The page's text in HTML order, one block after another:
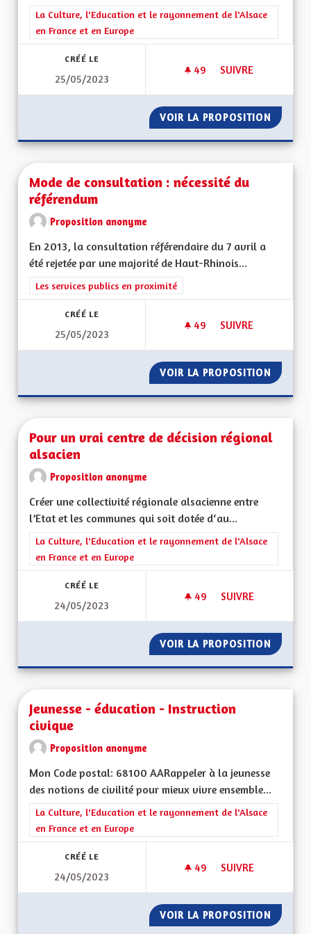
Filtrer les résultats de la catégorie : La Culture, l'Education et
La Culture, l'Education et le rayonnement de l'Alsace
en France et en Europe
CRÉÉ LE
25/05/2023
49 49 ABONNÉS
SUIVRE
VOIR LA PROPOSITION
Mode de consultation : nécessité du
référendum
Proposition anonyme
En 2013, la consultation référendaire du 7 avril a
été rejetée par une majorité de Haut-Rhinois...
Filtrer les résultats de la catégorie : Les services publics en
Les services publics en proximité
CRÉÉ LE
25/05/2023
49 49 ABONNÉS
SUIVRE
VOIR LA PROPOSITION MODE
Pour un vrai centre de décision régional
alsacien
Proposition anonyme
Créer une collectivité régionale alsacienne entre
l’Etat et les communes qui soit dotée d‘au...
Filtrer les résultats de la catégorie : La Culture, l'Education et
La Culture, l'Education et le rayonnement de l'Alsace
en France et en Europe
CRÉÉ LE
24/05/2023
49 49 ABONNÉS
SUIVRE
VOIR LA PROPOSITION POUR
Jeunesse - éducation - Instruction
civique
Proposition anonyme
Mon Code postal: 68100 AARappeler à la jeunesse
des notions de civilité pour mieux vivre ensemble...
Filtrer les résultats de la catégorie : La Culture, l'Education et
La Culture, l'Education et le rayonnement de l'Alsace
en France et en Europe
CRÉÉ LE
24/05/2023
49 49 ABONNÉS
SUIVRE
VOIR LA PROPOSITION